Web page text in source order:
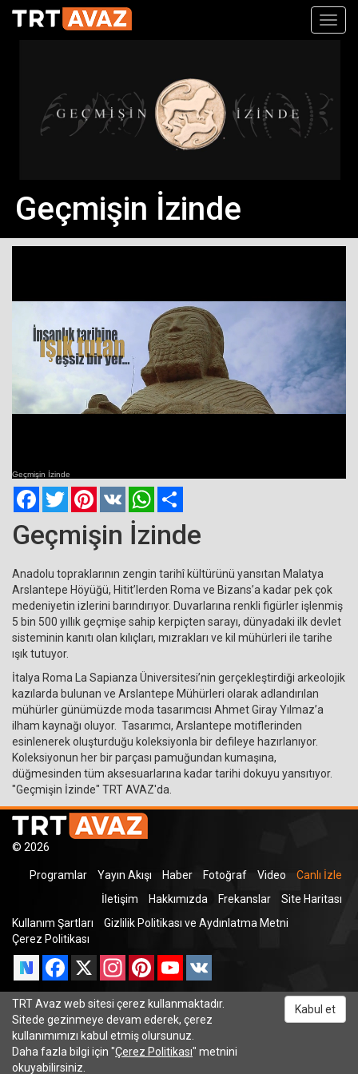
Geçmişin İzinde
Geçmişin İzinde
FacebookTwitterPinterest
VK WhatsApp
Geçmişin İzinde
Anadolu topraklarının zengin tarihî kültürünü yansıtan Malatya
Arslantepe Höyüğü, Hitit’lerden Roma ve Bizans’a kadar pek çok
medeniyetin izlerini barındırıyor. Duvarlarına renkli figürler işlenmiş
5 bin 500 yıllık geçmişe sahip kerpiçten sarayı, dünyadaki ilk devlet
sisteminin kanıtı olan kılıçları, mızrakları ve kil mühürleri ile tarihe
ışık tutuyor.
İtalya Roma La Sapianza Üniversitesi’nin gerçekleştirdiği arkeolojik
kazılarda bulunan ve Arslantepe Mühürleri olarak adlandırılan
mühürler günümüzde moda tasarımcısı Ahmet Giray Yılmaz’a
ilham kaynağı oluyor. Tasarımcı, Arslantepe motiflerinden
esinlenerek oluşturduğu koleksiyonla bir defileye hazırlanıyor.
Koleksiyonun her bir parçası pamuğundan kumaşına,
düğmesinden tüm aksesuarlarına kadar tarihi dokuyu yansıtıyor.
"Geçmişin İzinde" TRT AVAZ'da.
© 2026
Programlar Yayın Akışı Haber Fotoğraf Video
Canlı İzle
İletişim
Hakkımızda Frekanslar
Site Haritası
Kullanım Şartları
Gizlilik Politikası ve Aydınlatma Metni
Çerez Politikası
Facebook
X InstagramPinterestYouTube
Odnoklassniki
TRT Avaz web sitesi çerez kullanmaktadır.
Sitede gezinmeye devam ederek, çerez
kullanımımızı kabul etmiş olursunuz.
Daha fazla bilgi için "Çerez Politikası" metnini
okuyabilirsiniz.
Kabul et